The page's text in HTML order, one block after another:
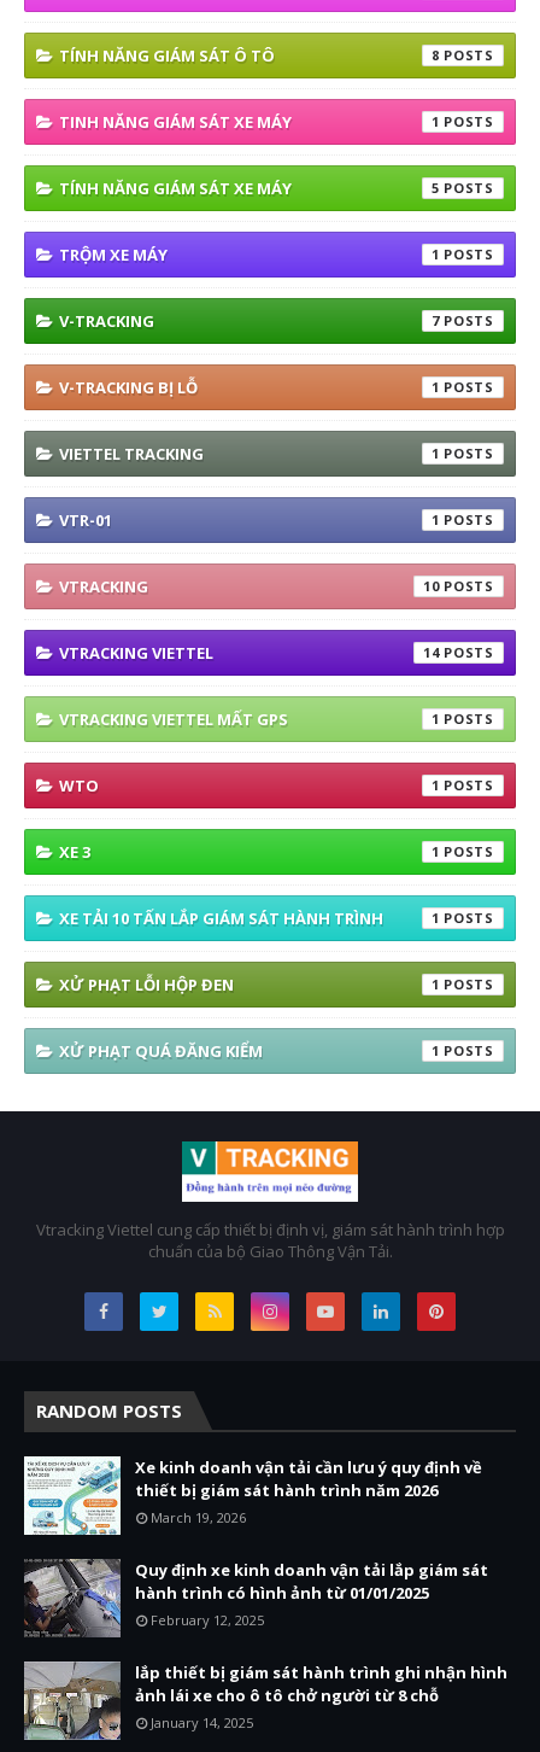
TÍNH NĂNG GIÁM SÁT Ô TÔ 8
TINH NĂNG GIÁM SÁT XE MÁY 1
TÍNH NĂNG GIÁM SÁT XE MÁY 5
TRỘM XE MÁY 1
V-TRACKING 7
V-TRACKING BỊ LỖ 1
VIETTEL TRACKING 1
VTR-01 1
VTRACKING 10
VTRACKING VIETTEL 14
VTRACKING VIETTEL MẤT GPS 1
WTO 1
XE 3 1
XE TẢI 10 TẤN LẮP GIÁM SÁT HÀNH TRÌNH 1
XỬ PHẠT LỖI HỘP ĐEN 1
XỬ PHẠT QUÁ ĐĂNG KIỂM 1
Vtracking Viettel cung cấp thiết bị định vị, giám sát hành trình hợp
chuẩn của bộ Giao Thông Vận Tải.
RANDOM POSTS
Xe kinh doanh vận tải cần lưu ý quy định về
thiết bị giám sát hành trình năm 2026
March 19, 2026
Quy định xe kinh doanh vận tải lắp giám sát
hành trình có hình ảnh từ 01/01/2025
February 12, 2025
lắp thiết bị giám sát hành trình ghi nhận hình
ảnh lái xe cho ô tô chở người từ 8 chỗ
January 14, 2025